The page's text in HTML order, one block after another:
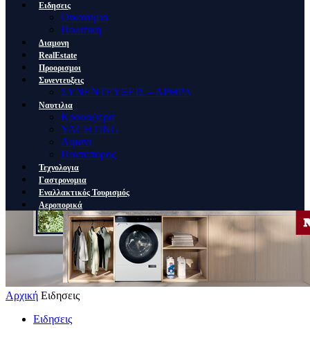
Ειδησεις
Οικονομια
Πολιτικη
Διαμονη
RealEstate
Προορισμοι
Συνεντευξεις
ΣΥΝΕΝΤΕΥΞΕΙΣ – ΑΡΘΡΑ
Ναυτιλια
Κρουαζιερα
YACHTING
Λιμανι
Ποντοπορος
Τεχνολογια
Γαστρονομια
Εναλλακτικός Τουρισμός
Αεροπορικά
Αρχική Ειδησεις
Ειδησεις